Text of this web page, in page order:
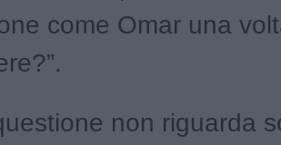
come Omar una
non riguarda